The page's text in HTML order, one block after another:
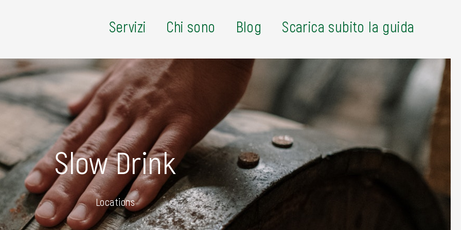
Servizi Chi sono Blog Scarica subito la guida
Slow Drink
Locations